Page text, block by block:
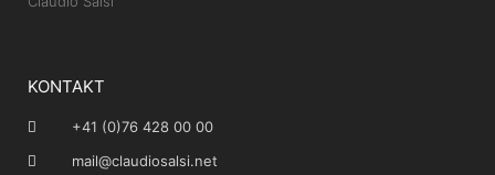
KONTAKT
+41 (0)76 428 00 00
mail@claudiosalsi.net